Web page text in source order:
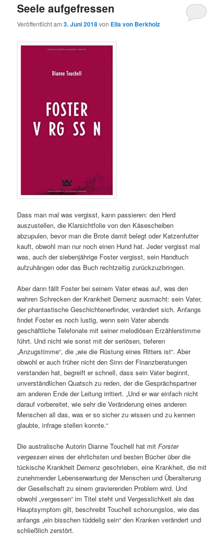
Seele aufgefressen
Veröffentlicht am3. Juni 2018von Ella von Berkholz
Dass man mal was vergisst, kann passieren: den Herd
auszustellen, die Klarsichtfolie von den Käsescheiben
abzupulen, bevor man die Brote damit belegt oder Katzenfutter
kauft, obwohl man nur noch einen Hund hat. Jeder vergisst mal
was, auch der siebenjährige Foster vergisst, sein Handtuch
aufzuhängen oder das Buch rechtzeitig zurückzuzbringen.
Aber dann fällt Foster bei seinem Vater etwas auf, was den
wahren Schrecken der Krankheit Demenz ausmacht: sein Vater,
der phantastische Geschichtenerfinder, verändert sich. Anfangs
findet Foster es noch lustig, wenn sein Vater abends
geschäftliche Telefonate mit seiner melodiösen Erzählerstimme
führt. Und nicht wie sonst mit der seriösen, tieferen
„Anzugstimme“, die „wie die Rüstung eines Ritters ist“. Aber
obwohl er auch früher nicht den Sinn der Finanzberatungen
verstanden hat, begreift er schnell, dass sein Vater beginnt,
unverständlichen Quatsch zu reden, der die Gesprächspartner
am anderen Ende der Leitung irritiert. „Und er war einfach nicht
darauf vorbereitet, wie sehr die Veränderung eines anderen
Menschen all das, was er so sicher zu wissen und zu kennen
glaubte, infrage stellen konnte.“
Die australische Autorin Dianne Touchell hat mitForster
vergessen eines der ehrlichsten und besten Bücher über die
tückische Krankheit Demenz geschrieben, eine Krankheit, die mit
zunehmender Lebenserwartung der Menschen und Überalterung
der Gesellschaft zu einem gravierenden Problem wird. Und
obwohl „vergessen“ im Titel steht und Vergesslichkeit als das
Hauptsymptom gilt, beschreibt Touchell schonungslos, wie das
anfangs „ein bisschen tüddelig sein“ den Kranken verändert und
schließlich zerstört.